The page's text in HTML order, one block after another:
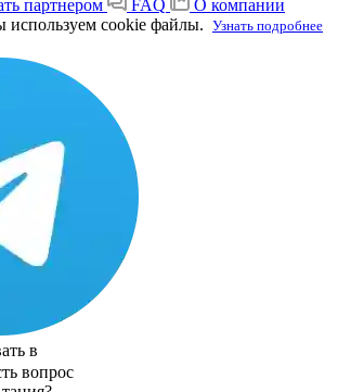
партнером FAQ
О компании
используем cookie файлы. Узнать подробнее
в
вопрос